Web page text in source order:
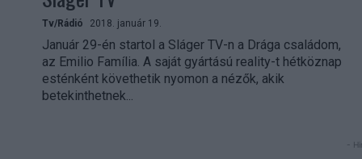
Tv/Rádió 2018. január 19.
Január 29-én startol a Sláger TV-n a Drága családom,
az Emilio Família. A saját gyártású reality-t hétköznap
esténként követhetik nyomon a nézők, akik
betekinthetnek...
-